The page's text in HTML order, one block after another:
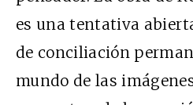
es una tentativa
de conciliación
mundo de las